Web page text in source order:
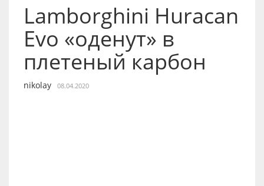
Lamborghini Huracan
Evo «оденут» в
плетеный карбон
nikolay 08.04.2020